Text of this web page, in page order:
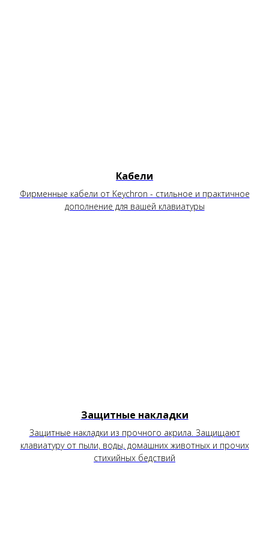
Кабели
Фирменные кабели от Keychron - стильное и практичное
дополнение для вашей клавиатуры
Защитные накладки
Защитные накладки из прочного акрила. Защищают
клавиатуру от пыли, воды, домашних животных и прочих
стихийных бедствий